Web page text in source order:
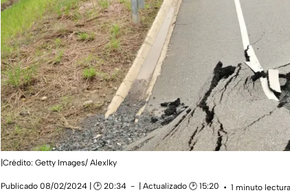
|Crédito: Getty Images/ Alexlky
Publicado 08/02/2024 | 🕑 20:34 | Actualizado 🕑 15:20
1 minuto lectura